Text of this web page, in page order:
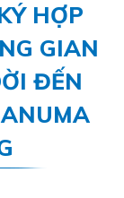
HỢP
GIAN
ĐẾN